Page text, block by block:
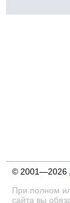
© 2001—2026
При полном
сайта вы